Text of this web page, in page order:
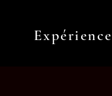
Expérience